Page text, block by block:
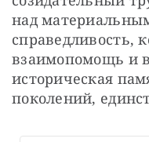
над
справедливость,
взаимопомощь и
историческая
поколений,